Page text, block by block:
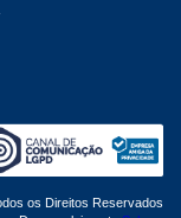
os Direitos Reservados